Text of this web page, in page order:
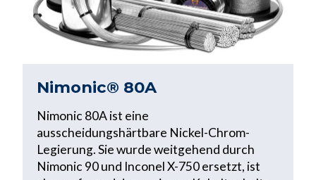
Nimonic® 80A
Nimonic 80A ist eine
ausscheidungshärtbare Nickel-Chrom-
Legierung. Sie wurde weitgehend durch
Nimonic 90 und Inconel X-750 ersetzt, ist